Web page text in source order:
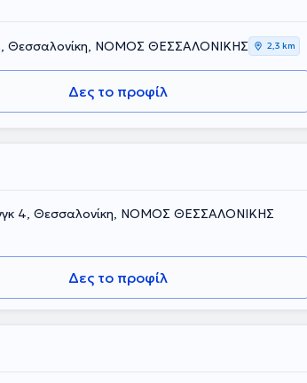
Θεσσαλονίκη, ΝΟΜΟΣ ΘΕΣΣΑΛΟΝΙΚΗΣ 2,3 km
Δες το προφίλ
4, Θεσσαλονίκη, ΝΟΜΟΣ ΘΕΣΣΑΛΟΝΙΚΗΣ
Δες το προφίλ